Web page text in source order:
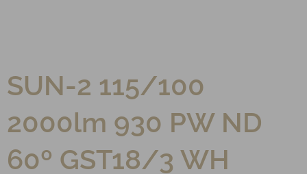
SUN-2 115/100
2000lm 930 PW ND
60º GST18/3 WH